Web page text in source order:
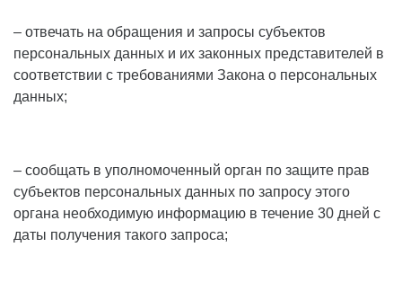
– отвечать на обращения и запросы субъектов
персональных данных и их законных представителей в
соответствии с требованиями Закона о персональных
данных;
– сообщать в уполномоченный орган по защите прав
субъектов персональных данных по запросу этого
органа необходимую информацию в течение 30 дней с
даты получения такого запроса;